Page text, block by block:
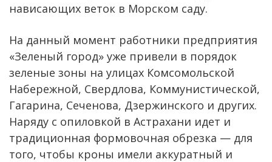
нависающих веток в Морском саду.
На данный момент работники предприятия
«Зеленый город» уже привели в порядок
зеленые зоны на улицах Комсомольской
Набережной, Свердлова, Коммунистической,
Гагарина, Сеченова, Дзержинского и других.
Наряду с опиловкой в Астрахани идет и
традиционная формовочная обрезка — для
того, чтобы кроны имели аккуратный и